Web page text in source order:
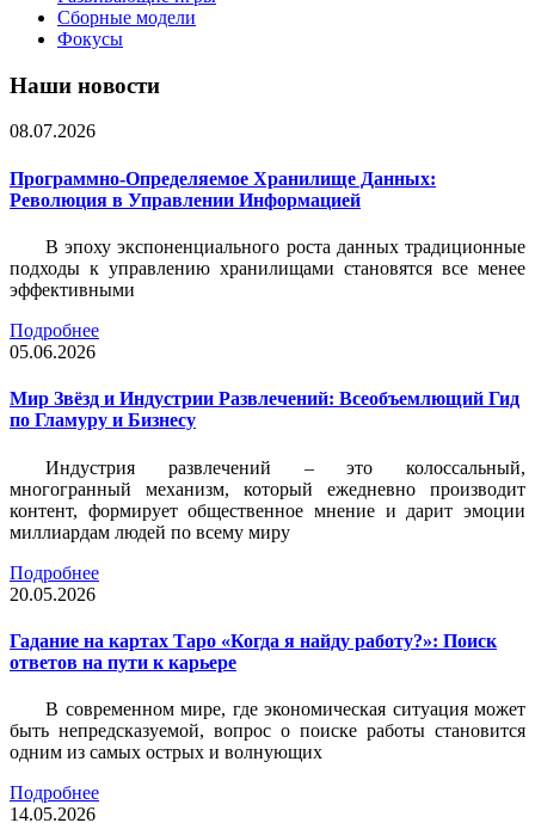
Сборные модели
Фокусы
Наши новости
08.07.2026
Программно-Определяемое Хранилище Данных:
Революция в Управлении Информацией
В эпоху экспоненциального роста данных традиционные
подходы к управлению хранилищами становятся все менее
эффективными
Подробнее
05.06.2026
Мир Звёзд и Индустрии Развлечений: Всеобъемлющий Гид
по Гламуру и Бизнесу
Индустрия развлечений – это колоссальный,
многогранный механизм, который ежедневно производит
контент, формирует общественное мнение и дарит эмоции
миллиардам людей по всему миру
Подробнее
20.05.2026
Гадание на картах Таро «Когда я найду работу?»: Поиск
ответов на пути к карьере
В современном мире, где экономическая ситуация может
быть непредсказуемой, вопрос о поиске работы становится
одним из самых острых и волнующих
Подробнее
14.05.2026